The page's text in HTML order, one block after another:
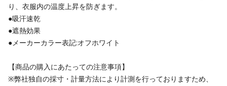
り、衣服内の温度上昇を防ぎます。
●吸汗速乾
●遮熱効果
●メーカーカラー表記:オフホワイト
【商品の購入にあたっての注意事項】
※弊社独自の採寸・計量方法により計測を行っておりますため、